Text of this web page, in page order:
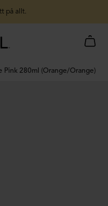
på allt.
Pink 280ml (Orange/Orange)